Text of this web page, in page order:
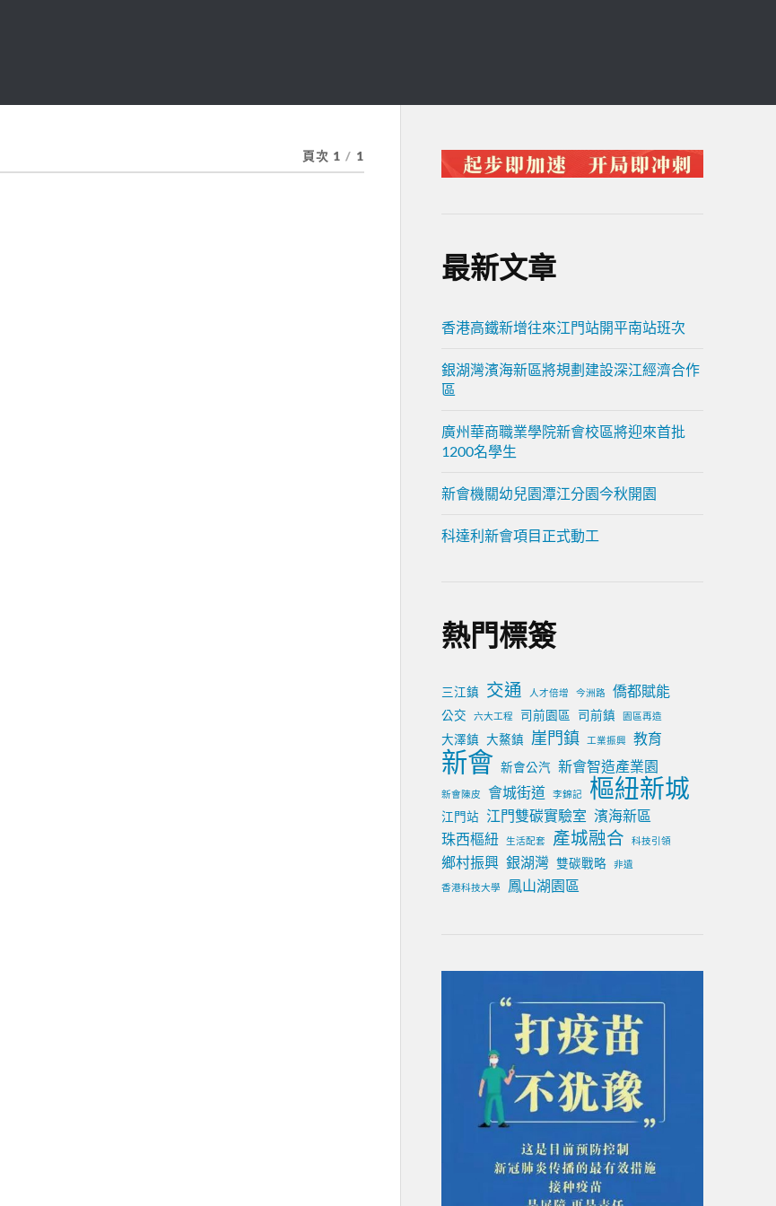
頁次 1 / 1
最新文章
香港高鐵新增往來江門站開平南站班次
銀湖灣濱海新區將規劃建設深江經濟合作
區
廣州華商職業學院新會校區將迎來首批
1200名學生
新會機關幼兒園潭江分園今秋開園
科達利新會項目正式動工
熱門標簽
三江鎮 交通 人才倍增 今洲路 僑都賦能
公交 六大工程 司前園區 司前鎮 園區再造
大澤鎮 大鰲鎮 崖門鎮 工業振興 教育
新會 新會公汽 新會智造產業園
新會陳皮 會城街道 李錦記 樞紐新城
江門站 江門雙碳實驗室 濱海新區
珠西樞紐
生活配套 產城融合 科技引領
鄉村振興 銀湖灣 雙碳戰略
非遺
香港科技大學
鳳山湖園區